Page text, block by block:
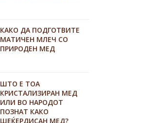
КАКО ДА ПОДГОТВИТЕ
МАТИЧЕН МЛЕЧ СО
ПРИРОДЕН МЕД
ШТО Е ТОА
КРИСТАЛИЗИРАН МЕД
ИЛИ ВО НАРОДОТ
ПОЗНАТ КАКО
ШЕЌЕРДИСАН МЕД?